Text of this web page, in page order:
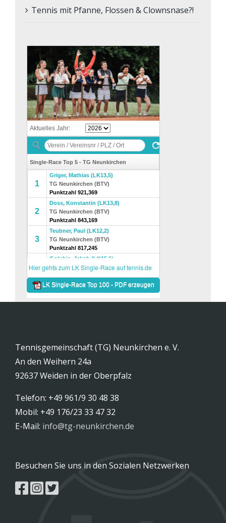
Tennis mit Pfanne, Flossen & Clownsnase?!
Tennisgemeinschaft (TG) Neunkirchen e. V.
An den Weihern 24a
92637 Weiden in der Oberpfalz
Telefon: +49 961/9 30 48 38
Mobil: +49 176/23 33 47 32
E-Mail: info@tg-neunkirchen.de
Besuchen Sie uns in den Sozialen Netzwerken